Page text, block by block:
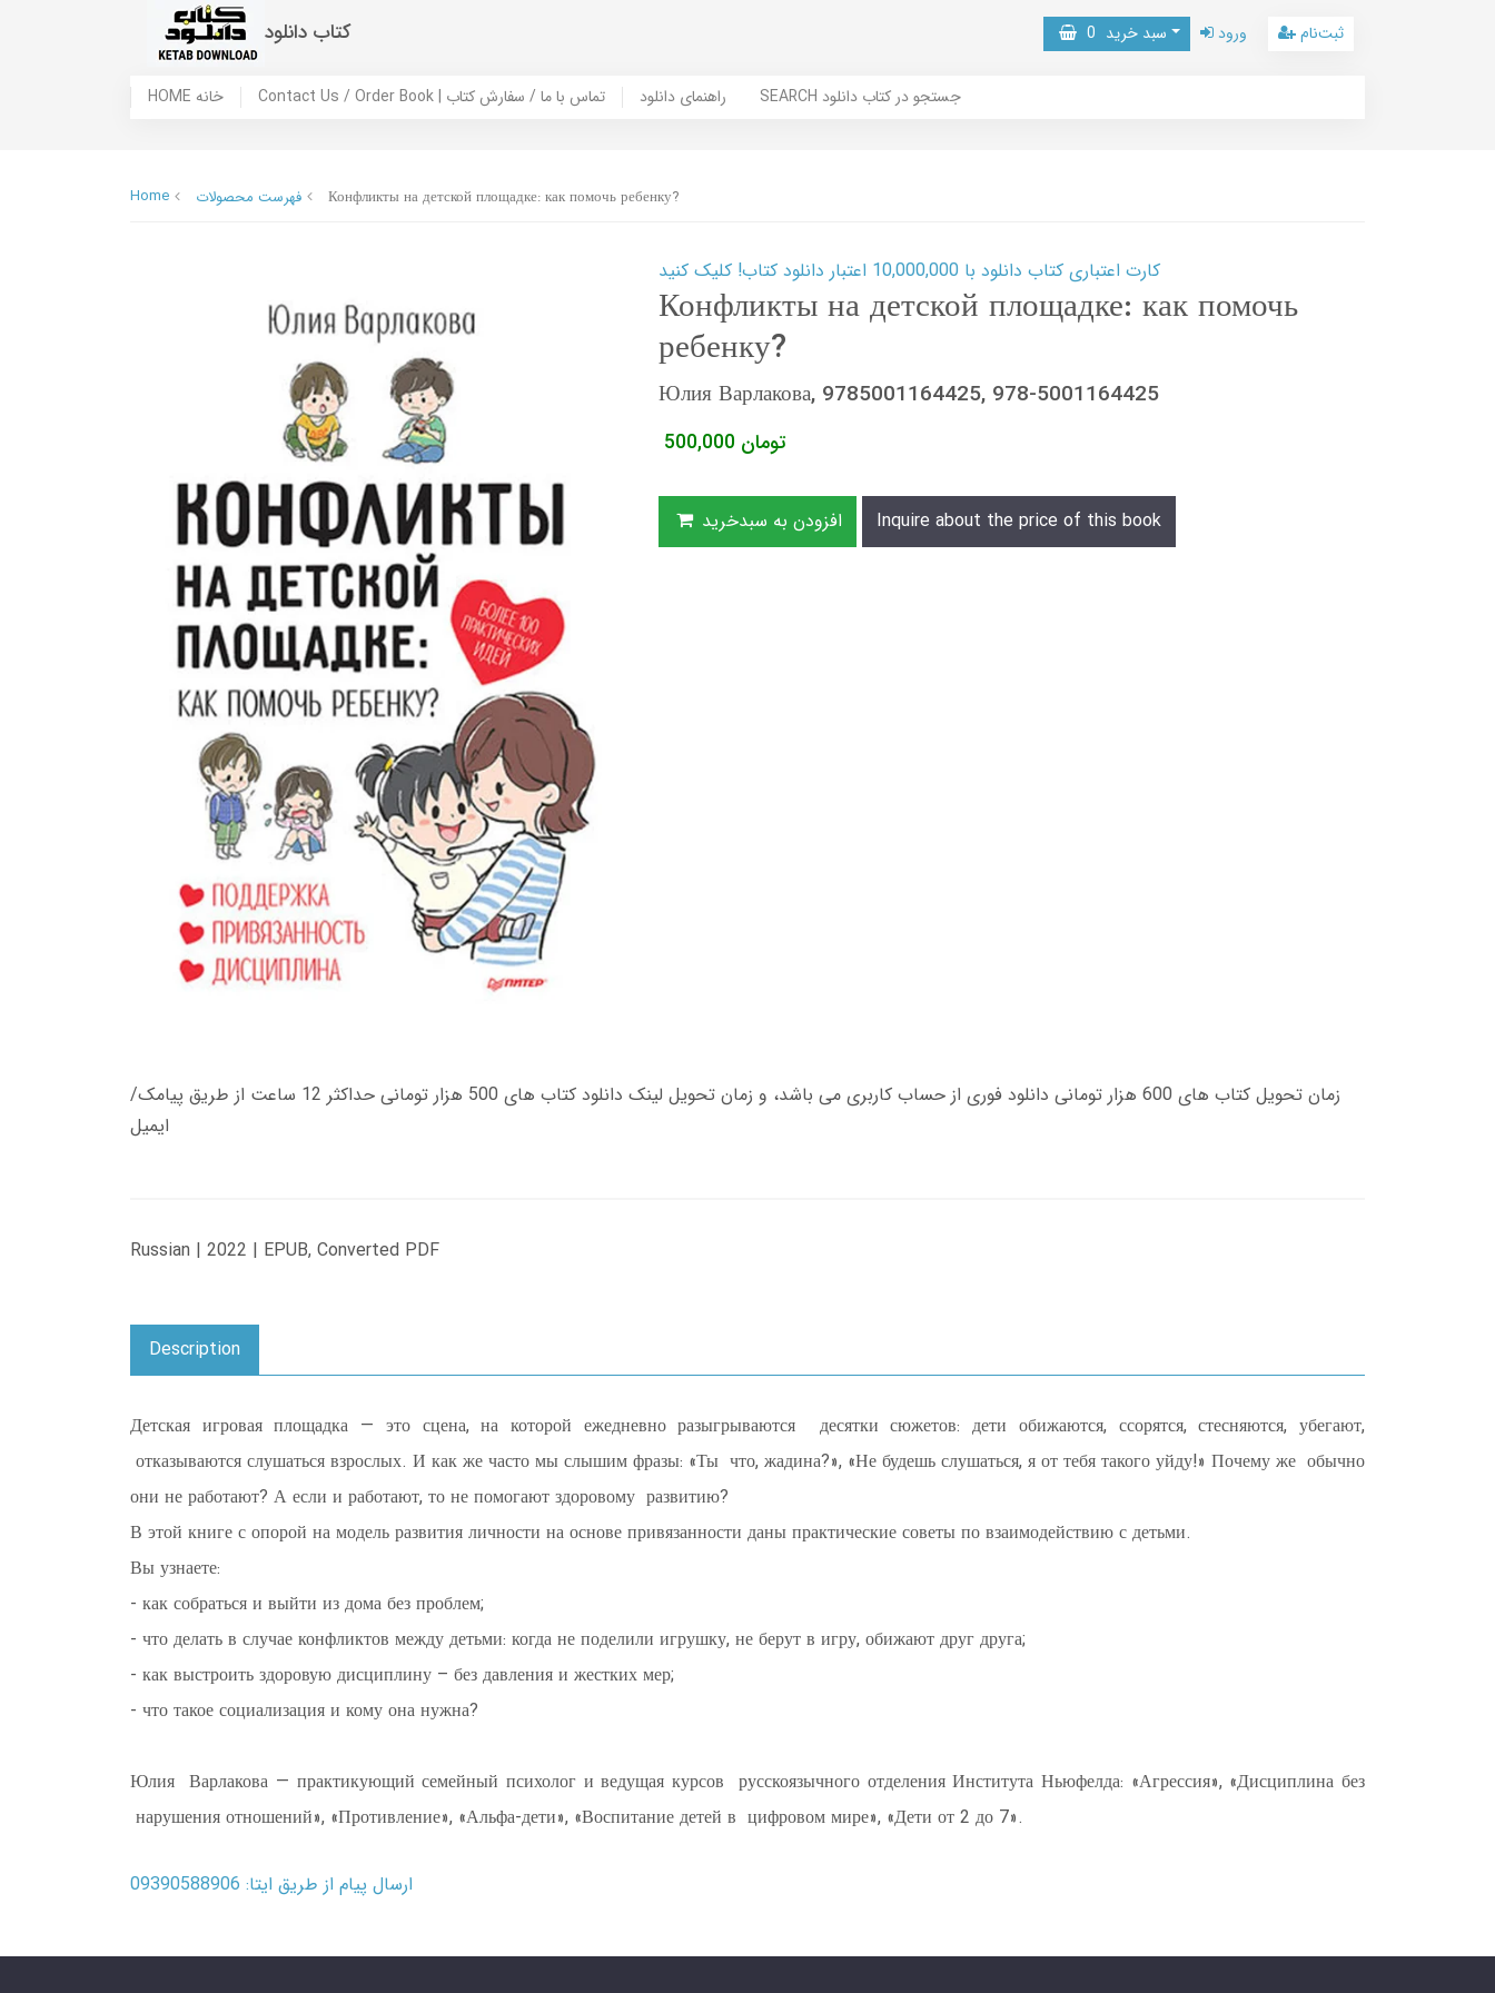
کتاب دانلود سبد خرید 0 ورود ثبت‌نام
HOME خانه Contact Us / Order Book | تماس با ما / سفارش کتاب راهنمای دانلود SEARCH جستجو در کتاب دانلود
Home فهرست محصولات Конфликты на детской площадке: как помочь ребенку?
کارت اعتباری کتاب دانلود با 10,000,000 اعتبار دانلود کتاب! کلیک کنید
Конфликты на детской площадке: как помочь
ребенку?
Юлия Варлакова, 9785001164425, 978-5001164425
500,000 تومان
افزودن به سبدخرید Inquire about the price of this book
زمان تحویل کتاب های 600 هزار تومانی دانلود فوری از حساب کاربری می باشد، و زمان تحویل لینک دانلود کتاب های 500 هزار تومانی حداکثر 12 ساعت از طریق پیامک/
ایمیل
Russian | 2022 | EPUB, Converted PDF
Description
Детская игровая площадка — это сцена, на которой ежедневно разыгрываются десятки сюжетов: дети обижаются, ссорятся, стесняются, убегают,
отказываются слушаться взрослых. И как же часто мы слышим фразы: «Ты что, жадина?», «Не будешь слушаться, я от тебя такого уйду!» Почему же обычно
они не работают? А если и работают, то не помогают здоровому развитию?
В этой книге с опорой на модель развития личности на основе привязанности даны практические советы по взаимодействию с детьми.
Вы узнаете:
- как собраться и выйти из дома без проблем;
- что делать в случае конфликтов между детьми: когда не поделили игрушку, не берут в игру, обижают друг друга;
- как выстроить здоровую дисциплину – без давления и жестких мер;
- что такое социализация и кому она нужна?
Юлия Варлакова — практикующий семейный психолог и ведущая курсов русскоязычного отделения Института Ньюфелда: «Агрессия», «Дисциплина без
нарушения отношений», «Противление», «Альфа-дети», «Воспитание детей в цифровом мире», «Дети от 2 до 7».
ارسال پیام از طریق ایتا: 09390588906